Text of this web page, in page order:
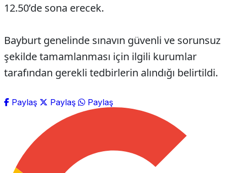
12.50’de sona erecek.
Bayburt genelinde sınavın güvenli ve sorunsuz
şekilde tamamlanması için ilgili kurumlar
tarafından gerekli tedbirlerin alındığı belirtildi.
Paylaş Paylaş Paylaş